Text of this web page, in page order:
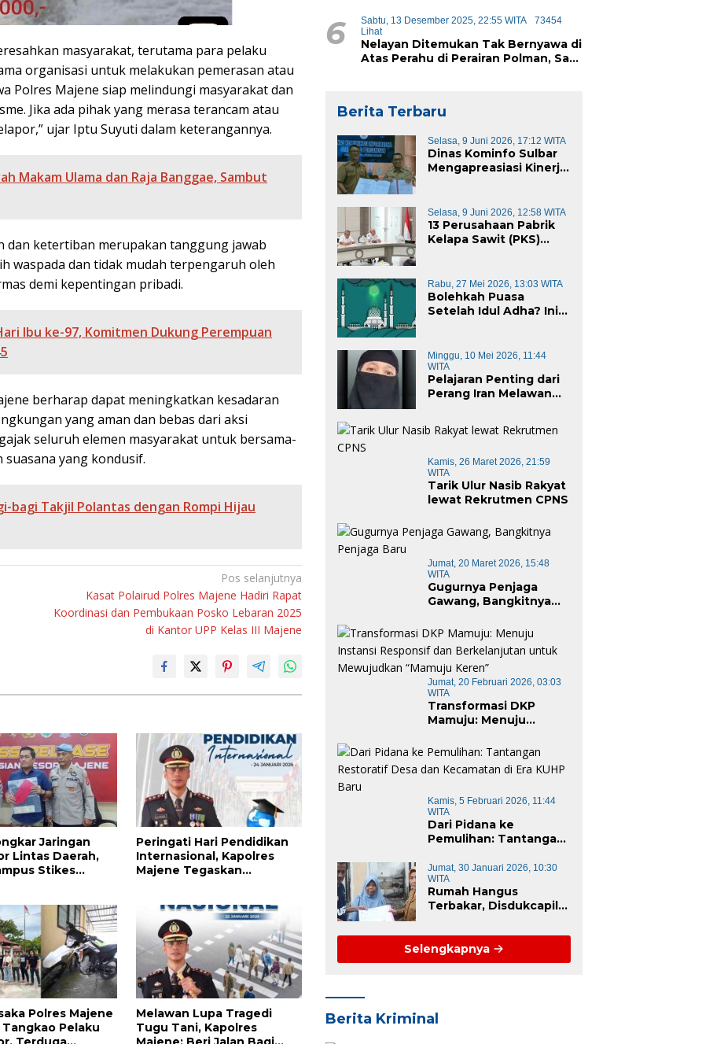
masyarakat, terutama para pelaku
organisasi untuk melakukan pemerasan atau
Polres Majene siap melindungi masyarakat dan
Jika ada pihak yang merasa terancam atau
ujar Iptu Suyuti dalam keterangannya.
Makam Ulama dan Raja Banggae, Sambut
dan ketertiban merupakan tanggung jawab
waspada dan tidak mudah terpengaruh oleh
demi kepentingan pribadi.
Ibu ke-97, Komitmen Dukung Perempuan
berharap dapat meningkatkan kesadaran
yang aman dan bebas dari aksi
seluruh elemen masyarakat untuk bersama-
yang kondusif.
bagi Takjil Polantas dengan Rompi Hijau
Pos selanjutnya
Kasat Polairud Polres Majene Hadiri Rapat
Koordinasi dan Pembukaan Posko Lebaran 2025
di Kantor UPP Kelas III Majene
Jaringan
Lintas Daerah,
Stikes
Peringati Hari Pendidikan
Internasional, Kapolres
Majene Tegaskan
Polres Majene
Pelaku
Melawan Lupa Tragedi
Tugu Tani, Kapolres
6 Sabtu, 13 Desember 2025, 22:55 WITA
73454
Lihat
Nelayan Ditemukan Tak Bernyawa di
Atas Perahu di Perairan Polman, Sat
Berita Terbaru
Selasa, 9 Juni 2026, 17:12 WITA
Dinas Kominfo Sulbar
Mengapreasiasi Kinerja
Selasa, 9 Juni 2026, 12:58 WITA
13 Perusahaan Pabrik
Kelapa Sawit (PKS)
Panggil Gubernur
Sulbar
Rabu, 27 Mei 2026, 13:03 WITA
Bolehkah Puasa
Setelah Idul Adha? Ini
Minggu, 10 Mei 2026, 11:44
WITA
Pelajaran Penting dari
Perang Iran Melawan
Kamis, 26 Maret 2026, 21:59
WITA
Tarik Ulur Nasib Rakyat
lewat Rekrutmen CPNS
Jumat, 20 Maret 2026, 15:48
WITA
Gugurnya Penjaga
Gawang, Bangkitnya
Jumat, 20 Februari 2026, 03:03
WITA
Transformasi DKP
Mamuju: Menuju
Berkelanjutan untuk
Mewujudkan “Mamuju
Keren”
Kamis, 5 Februari 2026, 11:44
WITA
Dari Pidana ke
Pemulihan: Tantangan
Kecamatan di Era KUHP
Baru
Jumat, 30 Januari 2026, 10:30
WITA
Rumah Hangus
Terbakar, Disdukcapil
Langsung Lapangan
Pulihkan Dokumen
Korban
Selengkapnya
Berita Kriminal